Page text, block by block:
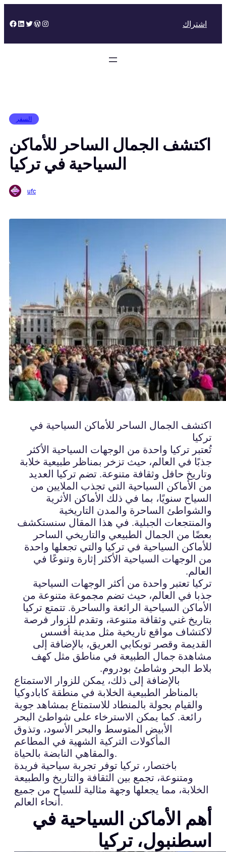
to
Facebook
LinkedIn
Twitter
WordPress
Instagram اشتراك
السفر
اكتشف الجمال الساحر للأماكن
السياحية في تركيا
ufc
اكتشف الجمال الساحر للأماكن السياحية في
تركيا
تُعتبر تركيا واحدة من الوجهات السياحية الأكثر
جذبًا في العالم، حيث تزخر بمناظر طبيعية خلابة
وتاريخ حافل وثقافة متنوعة. تضم تركيا العديد
من الأماكن السياحية التي تجذب الملايين من
السياح سنويًا، بما في ذلك الأماكن الأثرية
والشواطئ الساحرة والمدن التاريخية
والمنتجعات الجبلية. في هذا المقال سنستكشف
بعضًا من الجمال الطبيعي والتاريخي الساحر
للأماكن السياحية في تركيا والتي تجعلها واحدة
من الوجهات السياحية الأكثر إثارة وتنوعًا في
العالم.
تركيا تعتبر واحدة من أكثر الوجهات السياحية
جذبا في العالم، حيث تضم مجموعة متنوعة من
الأماكن السياحية الرائعة والساحرة. تتمتع تركيا
بتاريخ غني وثقافة متنوعة، وتقدم للزوار فرصة
لاكتشاف مواقع تاريخية مثل مدينة أفسس
القديمة وقصر توبكابي العريق، بالإضافة إلى
مشاهدة جمال الطبيعة في مناطق مثل كهف
بلاط البحر وشاطئ بودروم.
بالإضافة إلى ذلك، يمكن للزوار الاستمتاع
بالمناظر الطبيعية الخلابة في منطقة كابادوكيا
والقيام بجولة بالمنطاد للاستمتاع بمشاهد جوية
رائعة. كما يمكن الاسترخاء على شواطئ البحر
الأبيض المتوسط والبحر الأسود، وتذوق
المأكولات التركية الشهية في المطاعم
والمقاهي النابضة بالحياة.
باختصار، تركيا توفر تجربة سياحية فريدة
ومتنوعة، تجمع بين الثقافة والتاريخ والطبيعة
الخلابة، مما يجعلها وجهة مثالية للسياح من جميع
أنحاء العالم.
أهم الأماكن السياحية في
اسطنبول، تركيا